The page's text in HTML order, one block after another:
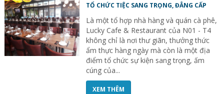
TỔ CHỨC TIỆC SANG TRỌNG, ĐẲNG CẤP
Là một tổ hợp nhà hàng và quán cà phê,
Lucky Cafe & Restaurant của N01 - T4
không chỉ là nơi thư giãn, thưởng thức
ẩm thực hàng ngày mà còn là một địa
điểm tổ chức sự kiện sang trọng, ấm
cúng của...
XEM THÊM